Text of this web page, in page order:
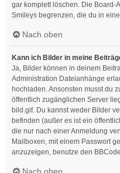
gar komplett löschen. Die Board-
Smileys begrenzen, die du in
Nach oben
Kann ich Bilder in meine
Ja, Bilder können in deinem
Administration Dateianhänge
hochladen. Ansonsten musst du
öffentlich zugänglichen Server
bild.gif. Du kannst weder Bilder
befinden (außer es ist ein
die nur nach einer Anmeldung
Mailboxen, mit einem Passwort
anzuzeigen, benutze den